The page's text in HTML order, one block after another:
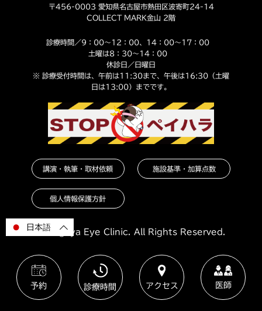
〒456-0003 愛知県名古屋市熱田区波寄町24-14
COLLECT MARK金山 2階
診療時間／9：00～12：00、14：00～17：00
土曜は8：30～14：00
休診日／日曜日
※ 診療受付時間は、午前は11:30まで、午後は16:30（土曜
日は13:00）までです。
講演・執筆・取材依頼 施設基準・加算点数
個人情報保護方針
© Nagoya Eye Clinic. All Rights Reserved.
日本語
予約 診療時間 アクセス 医師